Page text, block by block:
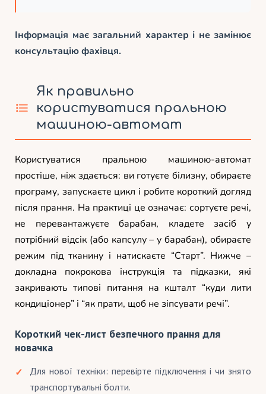
Інформація має загальний характер і не замінює
консультацію фахівця.
Як правильно
користуватися пральною
машиною-автомат
Користуватися пральною машиною-автомат
простіше, ніж здається: ви готуєте білизну, обираєте
програму, запускаєте цикл і робите короткий догляд
після прання. На практиці це означає: сортуєте речі,
не перевантажуєте барабан, кладете засіб у
потрібний відсік (або капсулу – у барабан), обираєте
режим під тканину і натискаєте “Старт”. Нижче –
докладна покрокова інструкція та підказки, які
закривають типові питання на кшталт “куди лити
кондиціонер” і “як прати, щоб не зіпсувати речі”.
Короткий чек-лист безпечного прання для
новачка
Для нової техніки: перевірте підключення і чи знято
транспортувальні болти.